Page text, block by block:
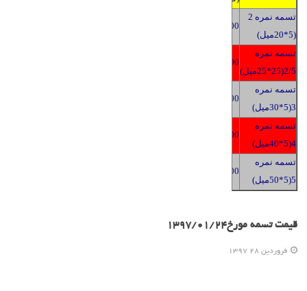
تسمه نمره 2
(5*20میل)
2400
تسمه نمره
2/5(25*25میل)
2400
تسمه نمره
3(5*30میل)
2400
تسمه نمره
4(5*40میل)
2400
تسمه نمره
5(5*50میل)
2400
قیمت تسمه مورخ1397/01/24
فروردين 28 1397